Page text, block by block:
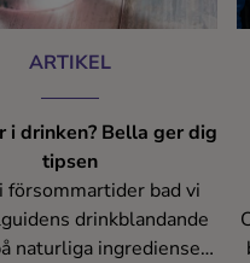
ARTIKEL
i drinken? Bella ger dig
tipsen
försommartider bad vi
drinkblandande
naturliga ingredienser,